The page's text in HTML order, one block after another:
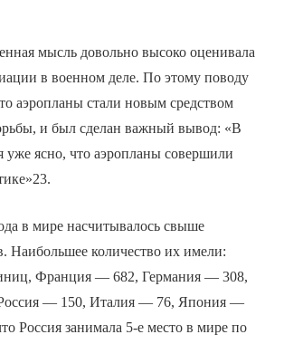
мысль довольно высоко оценивала
в военном деле. По этому поводу
аэропланы стали новым средством
и был сделан важный вывод: «В
уже ясно, что аэропланы совершили
в мире насчитывалось свыше
Наибольшее количество их имели:
Франция — 682, Германия — 308,
— 150, Италия — 76, Япония —
Россия занимала 5-е место в мире по